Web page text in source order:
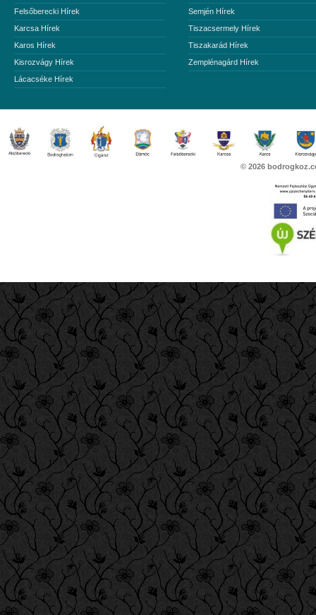
Felsőberecki Hírek
Karcsa Hírek
Karos Hírek
Kisrozvágy Hírek
Lácacséke Hírek
Semjén Hírek
Tiszacsermely Hírek
Tiszakarád Hírek
Zemplénagárd Hírek
© 2026